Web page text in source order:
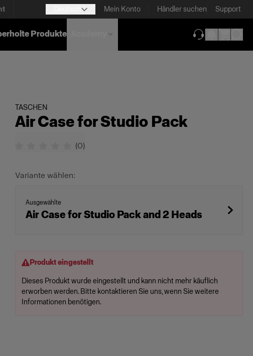
Mein Konto Händler suchen Support
Produkte
TASCHEN
Air Case for Studio Pack
(0)
Variante wählen:
Ausgewählte
Air Case for Studio Pack and 2 Heads
Produkt eingestellt
Dieses Produkt wurde eingestellt und kann nicht mehr käuflich
erworben werden. Bitte kontaktieren Sie uns, wenn Sie weitere
Informationen benötigen.